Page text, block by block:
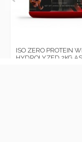
ISO ZERO PROTEIN
HYDROLYZED 2KG